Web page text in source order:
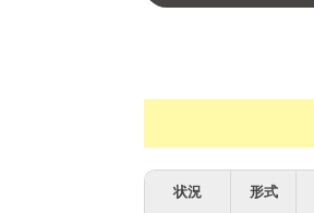
【周辺施設】
■ハウスより徒歩2
■駒込駅前に多数の
■周辺に観光スポッ
六義園・旧古河庭園
状況 形式